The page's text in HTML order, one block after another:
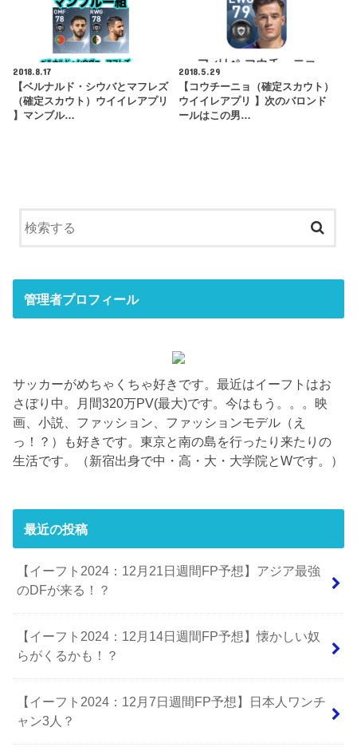
2018.8.17
【ベルナルド・シウバとマフレズ
（確定スカウト）ウイイレアプリ
】マンブル…
2018.5.29
【コウチーニョ（確定スカウト）
ウイイレアプリ 】次のバロンド
ールはこの男…
管理者プロフィール
サッカーがめちゃくちゃ好きです。最近はイーフトはお
さぼり中。月間320万PV(最大)です。今はもう。。。映
画、小説、ファッション、ファッションモデル（え
っ！？）も好きです。東京と南の島を行ったり来たりの
生活です。（新宿出身で中・高・大・大学院とWです。）
最近の投稿
【イーフト2024：12月21日週間FP予想】アジア最強
のDFが来る！？
【イーフト2024：12月14日週間FP予想】懐かしい奴
らがくるかも！？
【イーフト2024：12月7日週間FP予想】日本人ワンチ
ャン3人？